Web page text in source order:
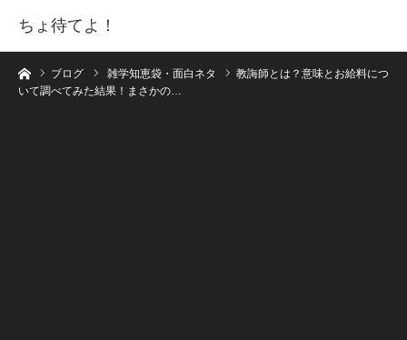
ちょ待てよ！
ホームブログ 雑学知恵袋・面白ネタ
教誨師とは？意味とお給料につ
いて調べてみた結果！まさかの…